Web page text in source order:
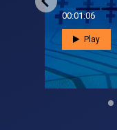
00:01:06
Play